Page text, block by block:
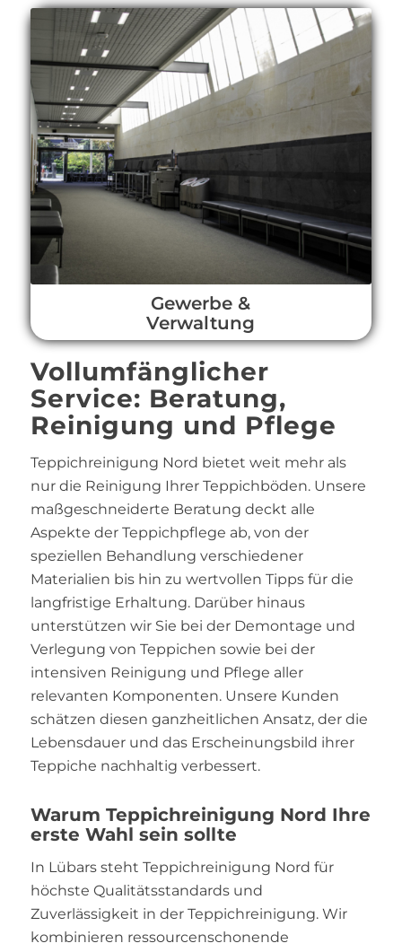
Gewerbe &
Verwaltung
Vollumfänglicher
Service: Beratung,
Reinigung und Pflege
Teppichreinigung Nord bietet weit mehr als
nur die Reinigung Ihrer Teppichböden. Unsere
maßgeschneiderte Beratung deckt alle
Aspekte der Teppichpflege ab, von der
speziellen Behandlung verschiedener
Materialien bis hin zu wertvollen Tipps für die
langfristige Erhaltung. Darüber hinaus
unterstützen wir Sie bei der Demontage und
Verlegung von Teppichen sowie bei der
intensiven Reinigung und Pflege aller
relevanten Komponenten. Unsere Kunden
schätzen diesen ganzheitlichen Ansatz, der die
Lebensdauer und das Erscheinungsbild ihrer
Teppiche nachhaltig verbessert.
Warum Teppichreinigung Nord Ihre
erste Wahl sein sollte
In Lübars steht Teppichreinigung Nord für
höchste Qualitätsstandards und
Zuverlässigkeit in der Teppichreinigung. Wir
kombinieren ressourcenschonende